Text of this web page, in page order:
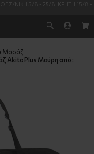
ΝΙΚΗ 5/8 - 25/8, ΚΡΗΤΗ 15/8 -
Μασάζ
Akito Plus Μαύρη από :